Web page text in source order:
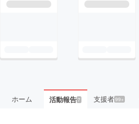
ホーム 活動報告7 支援者99+